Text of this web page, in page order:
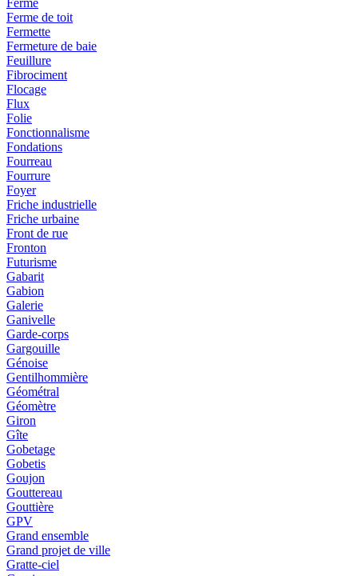
Ferme
Ferme de toit
Fermette
Fermeture de baie
Feuillure
Fibrociment
Flocage
Flux
Folie
Fonctionnalisme
Fondations
Fourreau
Fourrure
Foyer
Friche industrielle
Friche urbaine
Front de rue
Fronton
Futurisme
Gabarit
Gabion
Galerie
Ganivelle
Garde-corps
Gargouille
Génoise
Gentilhommière
Géométral
Géomètre
Giron
Gîte
Gobetage
Gobetis
Goujon
Gouttereau
Gouttière
GPV
Grand ensemble
Grand projet de ville
Gratte-ciel